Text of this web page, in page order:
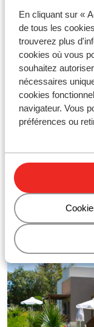
En cliquant sur «
de tous les
trouverez plus
cookies où vous
souhaitez
nécessaires
cookies
navigateur. Vous
préférences ou
Hôtels
Dans ou
Hôtels
Pour se
En